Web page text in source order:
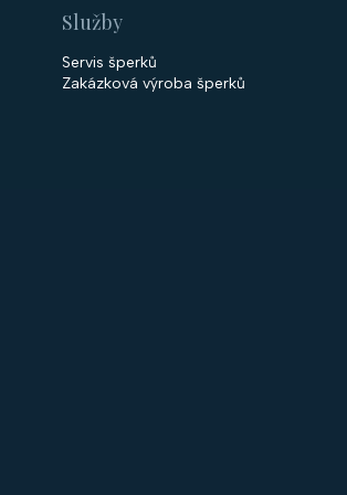
Služby
Servis šperků
Zakázková výroba šperků